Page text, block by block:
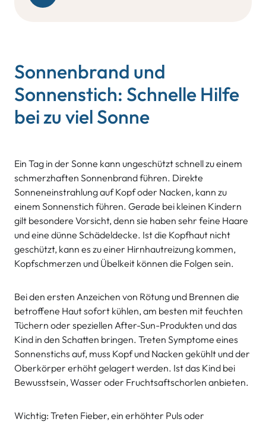
Sonnenbrand und
Sonnenstich: Schnelle Hilfe
bei zu viel Sonne
Ein Tag in der Sonne kann ungeschützt schnell zu einem
schmerzhaften Sonnenbrand führen. Direkte
Sonneneinstrahlung auf Kopf oder Nacken, kann zu
einem Sonnenstich führen. Gerade bei kleinen Kindern
gilt besondere Vorsicht, denn sie haben sehr feine Haare
und eine dünne Schädeldecke. Ist die Kopfhaut nicht
geschützt, kann es zu einer Hirnhautreizung kommen,
Kopfschmerzen und Übelkeit können die Folgen sein.
Bei den ersten Anzeichen von Rötung und Brennen die
betroffene Haut sofort kühlen, am besten mit feuchten
Tüchern oder speziellen After-Sun-Produkten und das
Kind in den Schatten bringen. Treten Symptome eines
Sonnenstichs auf, muss Kopf und Nacken gekühlt und der
Oberkörper erhöht gelagert werden. Ist das Kind bei
Bewusstsein, Wasser oder Fruchtsaftschorlen anbieten.
Wichtig: Treten Fieber, ein erhöhter Puls oder